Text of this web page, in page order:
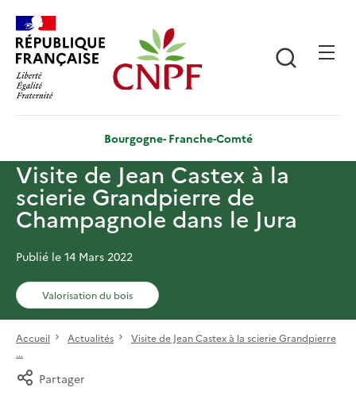
contenu
principal
Bourgogne- Franche-Comté
Visite de Jean Castex à la
scierie Grandpierre de
Champagnole dans le Jura
Publié le 14 Mars 2022
Valorisation du bois
Accueil Actualités
Visite de Jean Castex à la scierie Grandpierre
...
Partager